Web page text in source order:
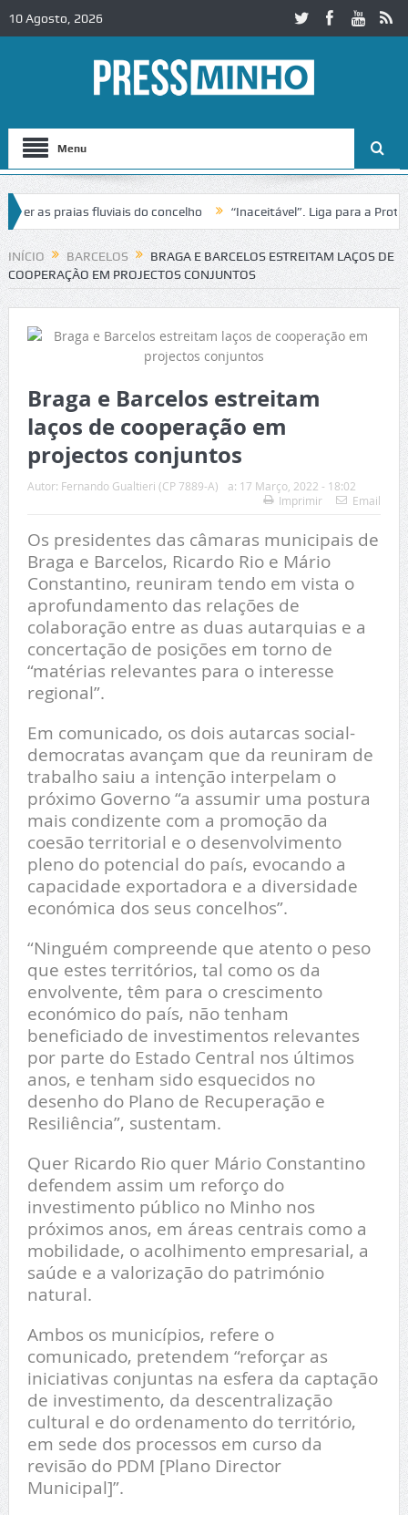
10 Agosto, 2026
Menu
praias fluviais do concelho “Inaceitável”. Liga para a Proteção
de trânsito no IC2 em Alcobaça Igreja do Castelo de
INÍCIO BARCELOS
BRAGA E BARCELOS ESTREITAM LAÇOS DE
COOPERAÇÃO EM PROJECTOS CONJUNTOS
Braga e Barcelos estreitam
laços de cooperação em
projectos conjuntos
Autor: Fernando Gualtieri (CP 7889-A) a: 17 Março, 2022 - 18:02
Imprimir
Email
Os presidentes das câmaras municipais de
Braga e Barcelos, Ricardo Rio e Mário
Constantino, reuniram tendo em vista o
aprofundamento das relações de
colaboração entre as duas autarquias e a
concertação de posições em torno de
“matérias relevantes para o interesse
regional”.
Em comunicado, os dois autarcas social-
democratas avançam que da reuniram de
trabalho saiu a intenção interpelam o
próximo Governo “a assumir uma postura
mais condizente com a promoção da
coesão territorial e o desenvolvimento
pleno do potencial do país, evocando a
capacidade exportadora e a diversidade
económica dos seus concelhos”.
“Ninguém compreende que atento o peso
que estes territórios, tal como os da
envolvente, têm para o crescimento
económico do país, não tenham
beneficiado de investimentos relevantes
por parte do Estado Central nos últimos
anos, e tenham sido esquecidos no
desenho do Plano de Recuperação e
Resiliência”, sustentam.
Quer Ricardo Rio quer Mário Constantino
defendem assim um reforço do
investimento público no Minho nos
próximos anos, em áreas centrais como a
mobilidade, o acolhimento empresarial, a
saúde e a valorização do património
natural.
Ambos os municípios, refere o
comunicado, pretendem “reforçar as
iniciativas conjuntas na esfera da captação
de investimento, da descentralização
cultural e do ordenamento do território,
em sede dos processos em curso da
revisão do PDM [Plano Director
Municipal]”.